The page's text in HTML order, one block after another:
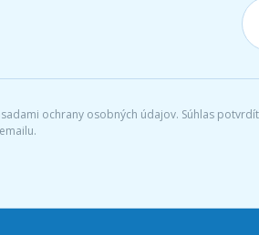
ochrany osobných údajov. Súhlas